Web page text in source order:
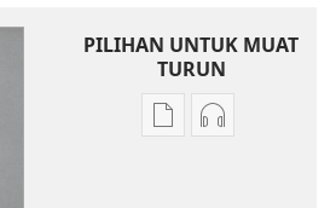
PILIHAN UNTUK MUAT
TURUN
PilihanPilihan